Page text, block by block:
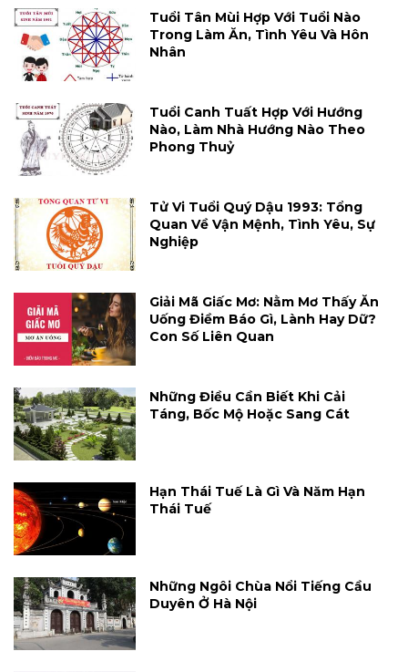
Tuổi Tân Mùi Hợp Với Tuổi Nào
Trong Làm Ăn, Tình Yêu Và Hôn
Nhân
Tuổi Canh Tuất Hợp Với Hướng
Nào, Làm Nhà Hướng Nào Theo
Phong Thuỷ
Tử Vi Tuổi Quý Dậu 1993: Tổng
Quan Về Vận Mệnh, Tình Yêu, Sự
Nghiệp
Giải Mã Giấc Mơ: Nằm Mơ Thấy Ăn
Uống Điềm Báo Gì, Lành Hay Dữ?
Con Số Liên Quan
Những Điều Cần Biết Khi Cải
Táng, Bốc Mộ Hoặc Sang Cát
Hạn Thái Tuế Là Gì Và Năm Hạn
Thái Tuế
Những Ngôi Chùa Nổi Tiếng Cầu
Duyên Ở Hà Nội